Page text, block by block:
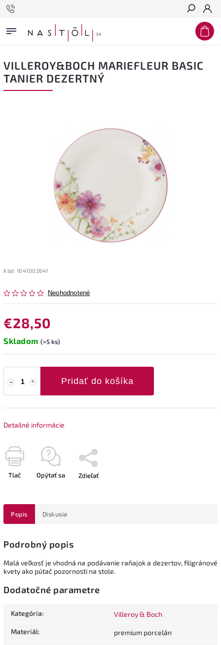
Hľadať
VILLEROY&BOCH MARIEFLEUR BASIC
TANIER DEZERTNÝ
Kód: 1041002641
Neohodnotené
€28,50
Skladom (>5 ks)
Pridať do košíka
Detailné informácie
Tlač Opýtať sa Zdieľať
Popis Diskusia
Podrobný popis
Malá veľkosť je vhodná na podávanie raňajok a dezertov, filigránové
kvety ako pútač pozornosti na stole.
Dodatočné parametre
Kategória: Villeroy & Boch
Materiál: premium porcelán